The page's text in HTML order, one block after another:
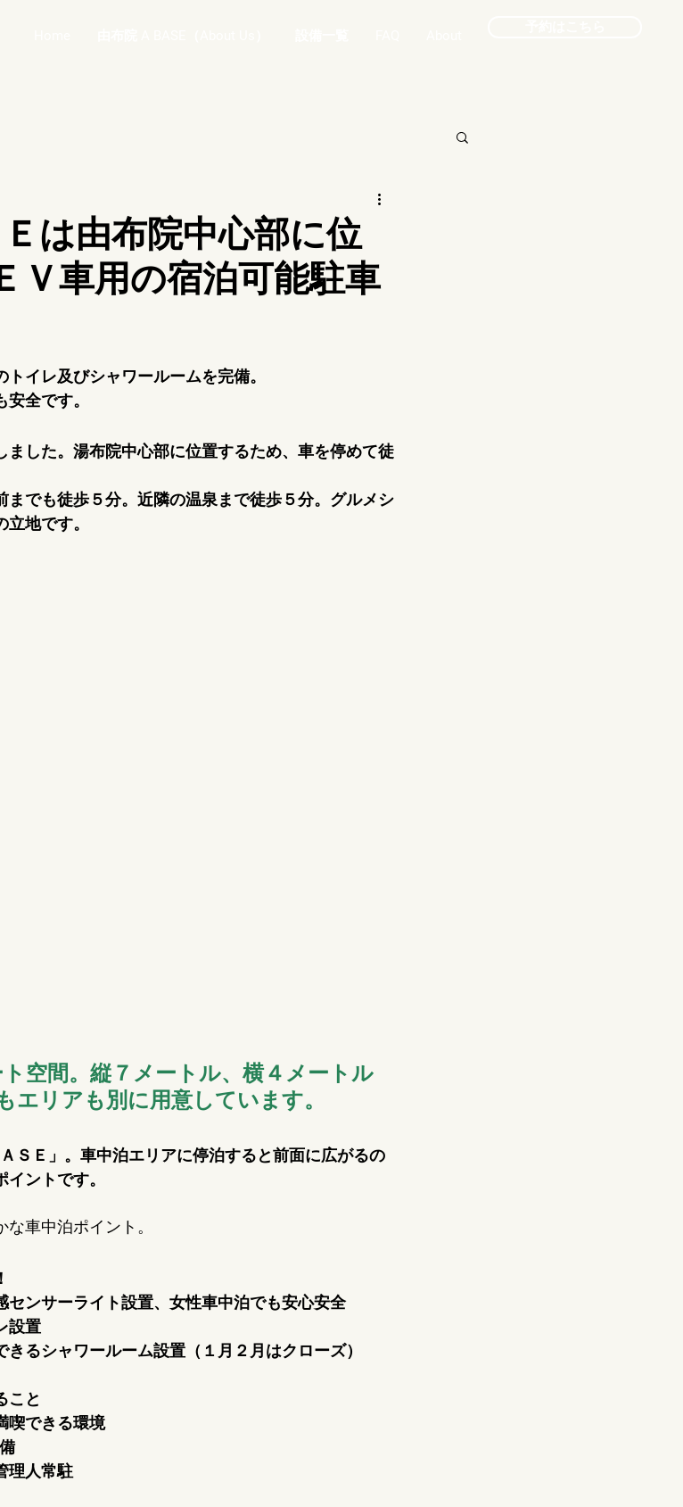
は由布院中心部に位
Ｖ車用の宿泊可能駐車
イレ及びシャワールームを完備。
全です。
した。湯布院中心部に位置するため、車を停めて徒
でも徒歩５分。近隣の温泉まで徒歩５分。グルメシ
地です。
空間。縦７メートル、横４メートル
エリアも別に用意しています。
ＳＥ」。車中泊エリアに停泊すると前面に広がるの
ントです。
車中泊ポイント。
センサーライト設置、女性車中泊でも安心安全
設置
るシャワールーム設置（１月２月はクローズ）
こと
喫できる環境
理人常駐